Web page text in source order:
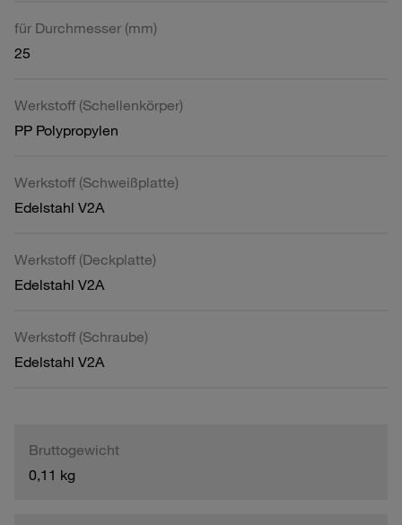
für Durchmesser (mm)
25
Werkstoff (Schellenkörper)
PP Polypropylen
Werkstoff (Schweißplatte)
Edelstahl V2A
Werkstoff (Deckplatte)
Edelstahl V2A
Werkstoff (Schraube)
Edelstahl V2A
Bruttogewicht
0,11 kg